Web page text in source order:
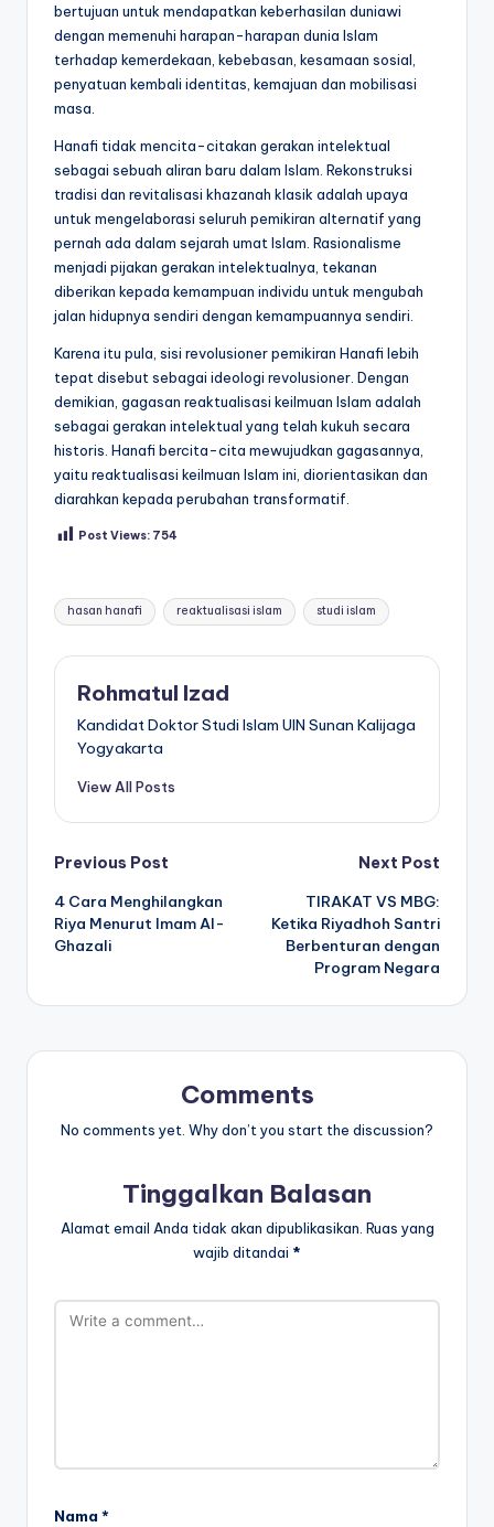
bertujuan untuk mendapatkan keberhasilan duniawi
dengan memenuhi harapan-harapan dunia Islam
terhadap kemerdekaan, kebebasan, kesamaan sosial,
penyatuan kembali identitas, kemajuan dan mobilisasi
masa.
Hanafi tidak mencita-citakan gerakan intelektual
sebagai sebuah aliran baru dalam Islam. Rekonstruksi
tradisi dan revitalisasi khazanah klasik adalah upaya
untuk mengelaborasi seluruh pemikiran alternatif yang
pernah ada dalam sejarah umat Islam. Rasionalisme
menjadi pijakan gerakan intelektualnya, tekanan
diberikan kepada kemampuan individu untuk mengubah
jalan hidupnya sendiri dengan kemampuannya sendiri.
Karena itu pula, sisi revolusioner pemikiran Hanafi lebih
tepat disebut sebagai ideologi revolusioner. Dengan
demikian, gagasan reaktualisasi keilmuan Islam adalah
sebagai gerakan intelektual yang telah kukuh secara
historis. Hanafi bercita-cita mewujudkan gagasannya,
yaitu reaktualisasi keilmuan Islam ini, diorientasikan dan
diarahkan kepada perubahan transformatif.
Post Views: 754
Tags:
hasan hanafi reaktualisasi islam studi islam
Rohmatul Izad
Kandidat Doktor Studi Islam UIN Sunan Kalijaga
Yogyakarta
View All Posts
Post
navigation
Previous Post
4 Cara Menghilangkan
Riya Menurut Imam Al-
Ghazali
Next Post
TIRAKAT VS MBG:
Ketika Riyadhoh Santri
Berbenturan dengan
Program Negara
Comments
No comments yet. Why don’t you start the discussion?
Tinggalkan Balasan
Alamat email Anda tidak akan dipublikasikan. Ruas yang
wajib ditandai *
Nama *